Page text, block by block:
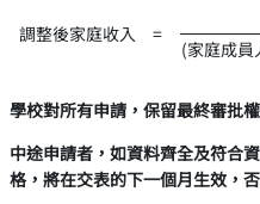
調整後家庭收入 =
(家庭成員
學校對所有申請，保留最終審批
中途申請者，如資料齊全及符合
格，將在交表的下一個月生效，